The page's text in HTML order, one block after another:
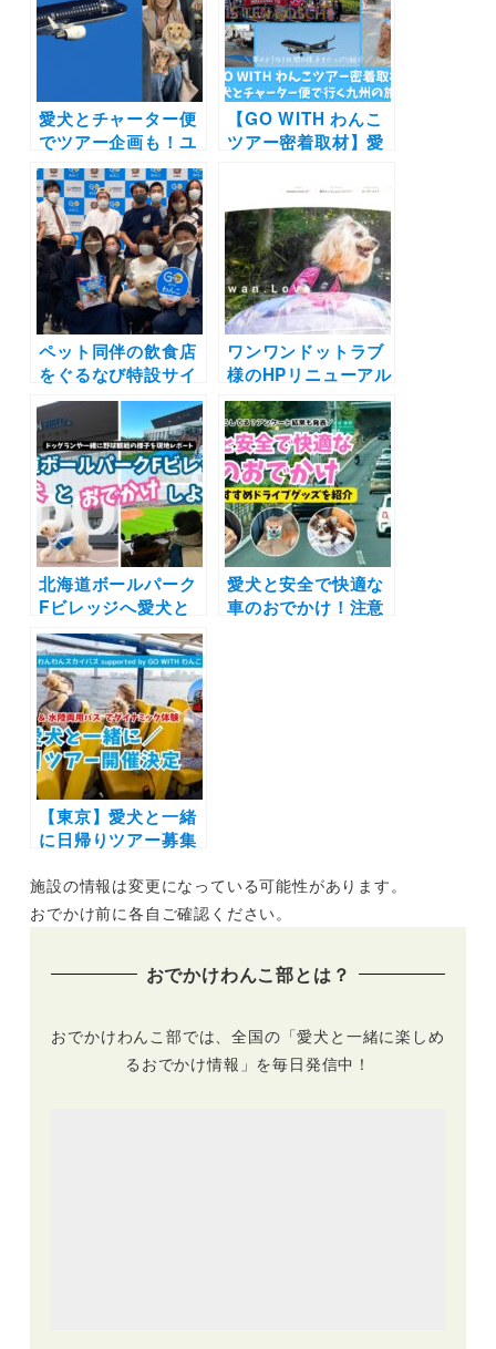
愛犬とチャーター便
でツアー企画も！ユ
ニ・チャーム「マナ
ーウェアプレゼンツ
GO WITH わんこ プ
ロジェクト」始動 |
おでかけわんこ部も
コラボ記事を寄稿
【GO WITH わんこ
ツアー密着取材】愛
行く九州の旅！夢の
ような3日間の様子
をたっぷり紹介
ペット同伴の飲食店
をぐるなび特設サイ
トで無料紹介も！
「第2弾 GO WITH
わんこ プロジェク
ト」発表 | マナーウ
ェアを活用した飲食
店のペット受け入れ
環境づくりをサポー
ト
ワンワンドットラブ
様のHPリニューアル
のディレクションを
行いました【おでか
けわんこ部協業実
績】
北海道ボールパーク
Fビレッジへ愛犬と
おでかけしよう！ド
ッグランや一緒に野
球観戦の様子を現地
レポート
愛犬と安全で快適な
車のおでかけ！注意
【東京】愛犬と一緒
に日帰りツアー募集
水陸両用バスで東京
タワーやレインボー
施設の情報は変更になっている可能性があります。
おでかけ前に各自ご確認ください。
おでかけわんこ部とは？
おでかけわんこ部では、全国の「愛犬と一緒に楽しめ
るおでかけ情報」を毎日発信中！